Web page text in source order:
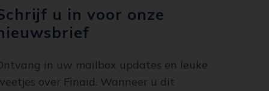
u in voor onze
in uw mailbox updates en leuke
over Finaid. Wanneer u dit